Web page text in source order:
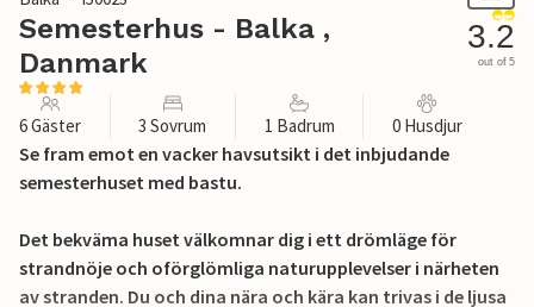
Semesterhus - Balka ,
Danmark
3.2
out of 5
6 Gäster 3 Sovrum 1 Badrum 0 Husdjur
Se fram emot en vacker havsutsikt i det inbjudande
semesterhuset med bastu.
Det bekväma huset välkomnar dig i ett drömläge för
strandnöje och oförglömliga naturupplevelser i närheten
av stranden. Du och dina nära och kära kan trivas i de ljusa